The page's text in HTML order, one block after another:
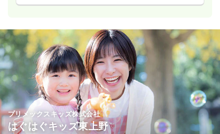
プリメックスキッズ株式会社
はぐはぐキッズ東上野